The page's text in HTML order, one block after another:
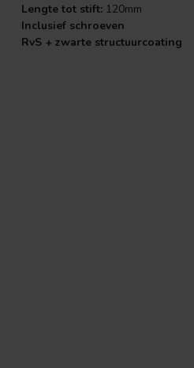
Lengte tot stift: 120mm
Inclusief schroeven
RvS + zwarte structuurcoating